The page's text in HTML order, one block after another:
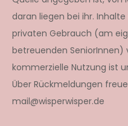
daran liegen bei ihr.
privaten Gebrauch (am
betreuenden SeniorInnen)
kommerzielle Nutzung ist
Über Rückmeldungen
mail@wisperwisper.de